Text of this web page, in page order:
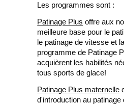
Les programmes sont :
Patinage Plus offre aux
meilleure base pour le
le patinage de vitesse et
programme de Patinage
acquièrent les habilités
tous sports de glace!
Patinage Plus maternelle
d'introduction au